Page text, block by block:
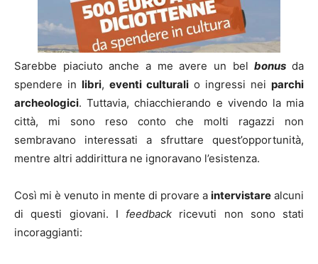
Sarebbe piaciuto anche a me avere un belbonusda
spendere in libri, eventi culturali o ingressi nei parchi
archeologici. Tuttavia, chiacchierando e vivendo la mia
città, mi sono reso conto che molti ragazzi non
sembravano interessati a sfruttare quest’opportunità,
mentre altri addirittura ne ignoravano l’esistenza.
Così mi è venuto in mente di provare a intervistare alcuni
di questi giovani. I feedback ricevuti non sono stati
incoraggianti: